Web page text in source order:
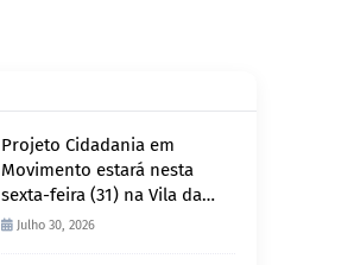
Projeto Cidadania em
Movimento estará nesta
sexta-feira (31) na Vila da
Penha e sábado (1º) em
Julho 30, 2026